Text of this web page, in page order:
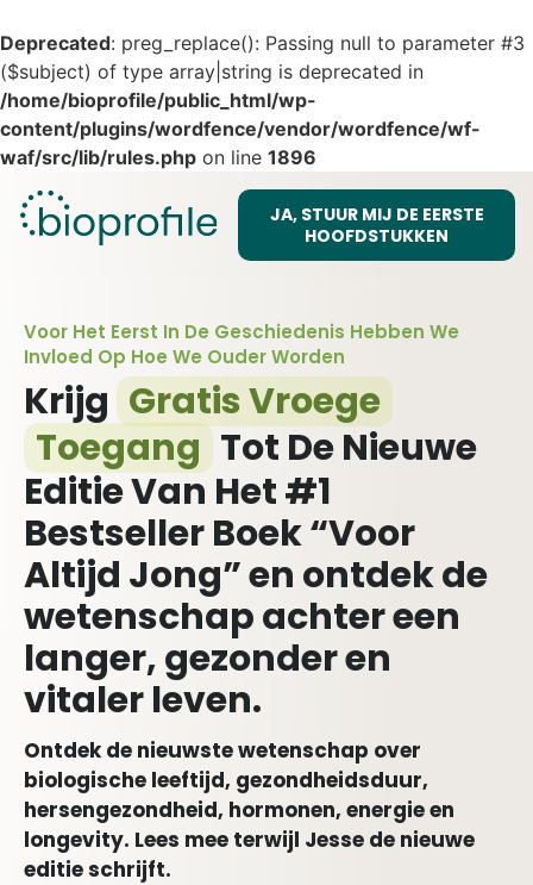
Deprecated: preg_replace(): Passing null to parameter #3
($subject) of type array|string is deprecated in
/home/bioprofile/public_html/wp-
content/plugins/wordfence/vendor/wordfence/wf-
waf/src/lib/rules.php on line 1896
JA, STUUR MIJ DE EERSTE
HOOFDSTUKKEN
Voor Het Eerst In De Geschiedenis Hebben We
Invloed Op Hoe We Ouder Worden
Krijg Gratis Vroege
Toegang Tot De Nieuwe
Editie Van Het #1
Bestseller Boek “Voor
Altijd Jong” en ontdek de
wetenschap achter een
langer, gezonder en
vitaler leven.
Ontdek de nieuwste wetenschap over
biologische leeftijd, gezondheidsduur,
hersengezondheid, hormonen, energie en
longevity. Lees mee terwijl Jesse de nieuwe
editie schrijft.